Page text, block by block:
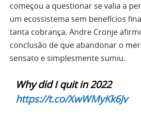
começou a questionar se valia a
um ecossistema sem benefícios
tanta cobrança. Andre Cronje
conclusão de que abandonar o
sensato e simplesmente sumiu.
Why did I quit in 2022
https://t.co/XwWMyKk6Jv